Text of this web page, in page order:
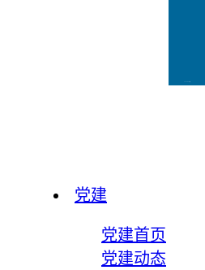
党建
党建首页
党建动态